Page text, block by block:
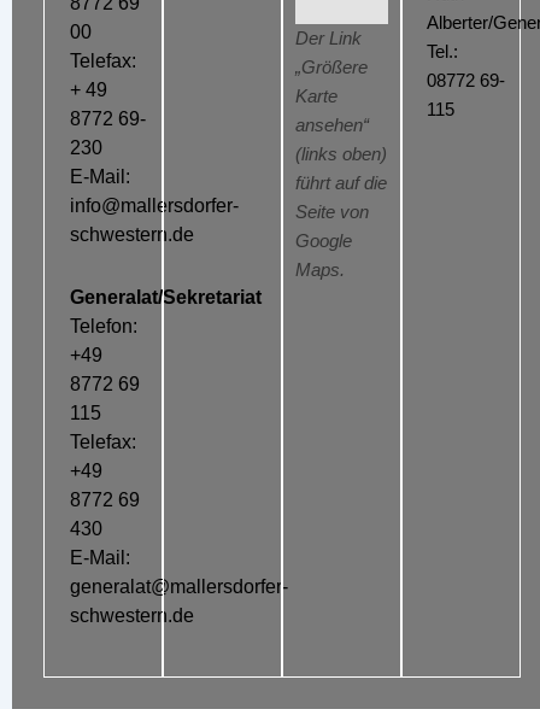
00
Telefax:
+ 49
8772 69-
230
E-Mail:
info@mallersdorfer-
schwestern.de
Generalat/Sekretariat
Telefon:
+49
8772 69
115
Telefax:
+49
8772 69
430
E-Mail:
generalat@mallersdorfer-
schwestern.de
Der Link
„Größere
Karte
ansehen“
(links oben)
führt auf die
Seite von
Google
Maps.
Alberter/
Tel.:
08772 69-
115